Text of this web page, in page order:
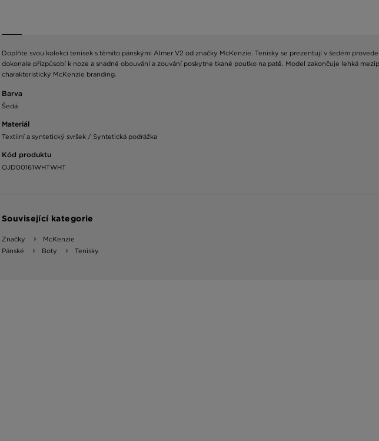
Doplňte svou kolekci tenisek s těmito pánskými Almer V2 od značky McKenzie. Tenisky se prezentují v šedém
dokonale přizpůsobí k noze a snadné obouvání a zouvání poskytne tkané poutko na patě. Model zakončuje lehká
charakteristický McKenzie branding.
Barva
Šedá
Materiál
Textilní a syntetický svršek / Syntetická podrážka
Kód produktu
OJD00161WHTWHT
Související kategorie
Značky
McKenzie
Pánské
Boty Tenisky